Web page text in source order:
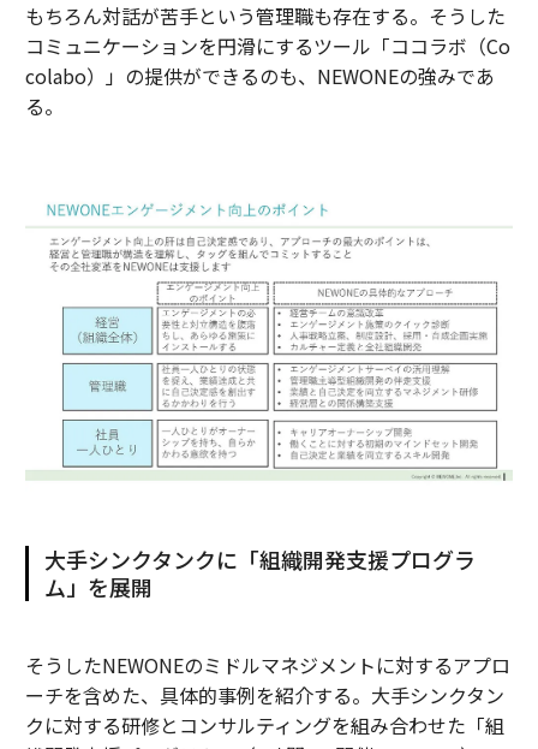
もちろん対話が苦手という管理職も存在する。そうした
コミュニケーションを円滑にするツール「ココラボ（Co
colabo）」の提供ができるのも、NEWONEの強みであ
る。
大手シンクタンクに「組織開発支援プログラ
ム」を展開
そうしたNEWONEのミドルマネジメントに対するアプロ
ーチを含めた、具体的事例を紹介する。大手シンクタン
クに対する研修とコンサルティングを組み合わせた「組